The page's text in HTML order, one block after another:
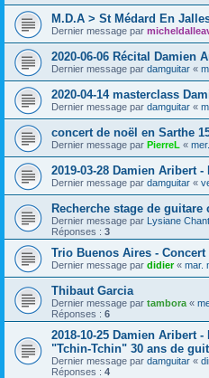
M.D.A > St Médard En
Dernier message par
2020-06-06 Récital Damien
Dernier message par damguitar «
2020-04-14 masterclass
Dernier message par damguitar «
concert de noël en Sarthe
Dernier message par PierreL «
2019-03-28 Damien Aribert
Dernier message par damguitar «
Recherche stage de
Dernier message par Lysiane
Réponses : 3
Trio Buenos Aires - Concert
Dernier message par didier« mar.
Thibaut Garcia
Dernier message par tambora «
Réponses : 6
2018-10-25 Damien Aribert
"Tchin-Tchin" 30 ans de
Dernier message par damguitar «
Réponses : 4